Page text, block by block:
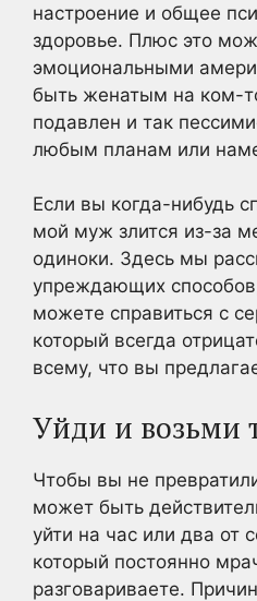
настроение и общее
здоровье. Плюс это
эмоциональными
быть женатым на ком-
подавлен и так
любым планам или
Если вы когда-нибудь
мой муж злится из-за
одиноки. Здесь мы
упреждающих
можете справиться с
который всегда
всему, что вы
Уйди и возьми
Чтобы вы не
может быть
уйти на час или два от
который постоянно
разговариваете.